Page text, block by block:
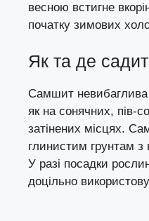
весною встигне
початку зимових
Як та де
Самшит невибаглива
як на сонячних, пів-
затінених місцях.
глинистим грунтам
У разі посадки
доцільно